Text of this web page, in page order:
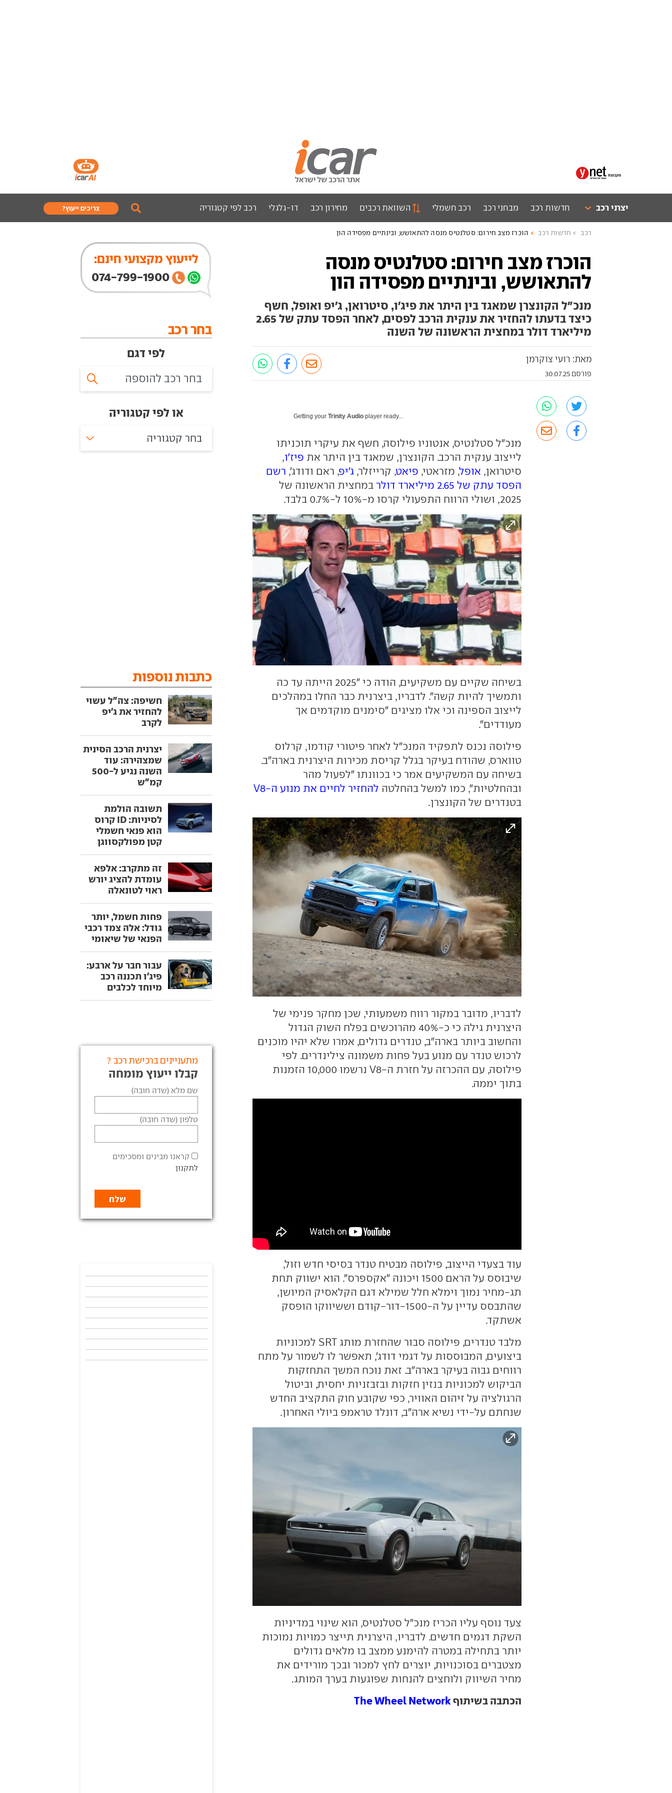
יצרני רכב חדשות רכב מבחני רכב רכב חשמלי השוואת רכבים מחירון רכב דו-גלגלי רכב לפי קטגוריה צריכים ייעוץ?
רכב חדשות רכב הוכרז מצב חירום: סטלנטיס מנסה להתאושש, ובינתיים מפסידה הון
הוכרז מצב חירום: סטלנטיס מנסה
להתאושש, ובינתיים מפסידה הון
מנכ"ל הקונצרן שמאגד בין היתר את פיג'ו, סיטרואן, ג'יפ ואופל, חשף
כיצד בדעתו להחזיר את ענקית הרכב לפסים, לאחר הפסד עתק של 2.65
מיליארד דולר במחצית הראשונה של השנה
מאת: רועי צוקרמן
פורסם 30.07.25
Getting yourTrinity Audio player ready...
מנכ"ל סטלנטיס, אנטוניו פילוסה, חשף את עיקרי תוכניתו
לייצוב ענקית הרכב. הקונצרן, שמאגד בין היתר את פיז'ו,
סיטרואן, אופל, מזראטי, פיאט, קרייזלר, ג'יפ, ראם ודודג', רשם
הפסד עתק של 2.65 מיליארד דולר
במחצית הראשונה של
2025, ושולי הרווח התפעולי קרסו מ-10% ל-0.7% בלבד.
בשיחה שקיים עם משקיעים, הודה כי "2025 הייתה עד כה
ותמשיך להיות קשה". לדבריו, ביצרנית כבר החלו במהלכים
לייצוב הספינה וכי אלו מציגים "סימנים מוקדמים אך
מעודדים".
פילוסה נכנס לתפקיד המנכ"ל לאחר פיטורי קודמו, קרלוס
טווארס, שהודח בעיקר בגלל קריסת מכירות היצרנית בארה"ב.
בשיחה עם המשקיעים אמר כי בכוונתו "לפעול מהר
ובהחלטיות", כמו למשל בהחלטה להחזיר לחיים את מנוע ה-V8
בטנדרים של הקונצרן.
לדבריו, מדובר במקור רווח משמעותי, שכן מחקר פנימי של
היצרנית גילה כי כ-40% מהרוכשים בפלח השוק הגדול
והחשוב ביותר בארה"ב, טנדרים גדולים, אמרו שלא יהיו מוכנים
לרכוש טנדר עם מנוע בעל פחות משמונה צילינדרים. לפי
פילוסה, עם ההכרזה על חזרת ה-V8 נרשמו 10,000 הזמנות
בתוך יממה.
עוד בצעדי הייצוב, פילוסה מבטיח טנדר בסיסי חדש וזול,
שיבוסס על הראם 1500 ויכונה "אקספרס". הוא ישווק תחת
תג-מחיר נמוך וימלא חלל שמילא דגם הקלאסיק המיושן,
שהתבסס עדיין על ה-1500-דור-קודם וששיווקו הופסק
אשתקד.
מלבד טנדרים, פילוסה סבור שהחזרת מותג SRT למכוניות
ביצועים, המבוססות על דגמי דודג', תאפשר לו לשמור על מתח
רווחים גבוה בעיקר בארה"ב. זאת נוכח המשך התחזקות
הביקוש למכוניות בנזין חזקות ובזבזניות יחסית, וביטול
הרגולציה על זיהום האוויר, כפי שקובע חוק התקציב החדש
שנחתם על-ידי נשיא ארה"ב, דונלד טראמפ ביולי האחרון.
צעד נוסף עליו הכריז מנכ"ל סטלנטיס, הוא שינוי במדיניות
השקת דגמים חדשים. לדבריו, היצרנית תייצר כמויות נמוכות
יותר בתחילה במטרה להימנע ממצב בו מלאים גדולים
מצטברים בסוכנויות, יוצרים לחץ למכור ובכך מורידים את
מחיר השיווק ולוחצים להנחות שפוגעות בערך המותג.
הכתבה בשיתוףThe Wheel Network
לייעוץ מקצועי חינם:
074-799-1900
בחר רכב
לפי דגם
או לפי קטגוריה
בחר קטגוריה
כתבות נוספות
חשיפה: צה"ל עשוי
להחזיר את ג'יפ
לקרב
יצרנית הרכב הסינית
שמצהירה: עוד
השנה נגיע ל-500
קמ"ש
תשובה הולמת
לסיניות: ID קרוס
הוא פנאי חשמלי
קטן מפולקסווגן
זה מתקרב: אלפא
עומדת להציג יורש
ראוי לטונאלה
פחות חשמל, יותר
גודל: אלה צמד רכבי
הפנאי של שיאומי
עבור חבר על ארבע:
פיג'ו תכננה רכב
מיוחד לכלבים
מתעניינים ברכישת רכב ?
קבלו ייעוץ מומחה
שם מלא (שדה חובה)
טלפון (שדה חובה)
קראנו מבינים ומסכימים
לתקנון